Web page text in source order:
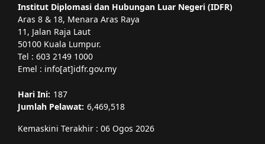
Institut Diplomasi dan Hubungan Luar Negeri (IDFR)
Aras 8 & 18, Menara Aras Raya
11, Jalan Raja Laut
50100 Kuala Lumpur.
Tel : 603 2149 1000
Emel : info[at]idfr.gov.my
Hari Ini: 187
Jumlah Pelawat: 6,469,518
Kemaskini Terakhir : 06 Ogos 2026